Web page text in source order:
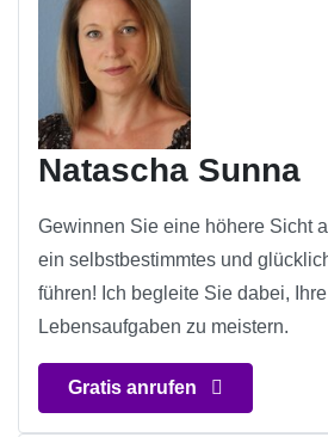
Natascha Sunna
Gewinnen Sie eine höhere Sicht
ein selbstbestimmtes und
führen! Ich begleite Sie dabei,
Lebensaufgaben zu meistern.
Gratis anrufen